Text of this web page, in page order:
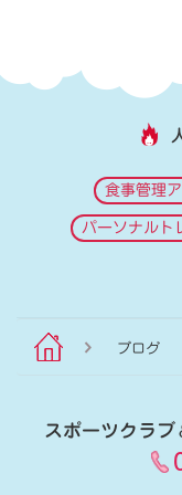
食事管理
パーソナルト
ブログ
スポーツクラブ